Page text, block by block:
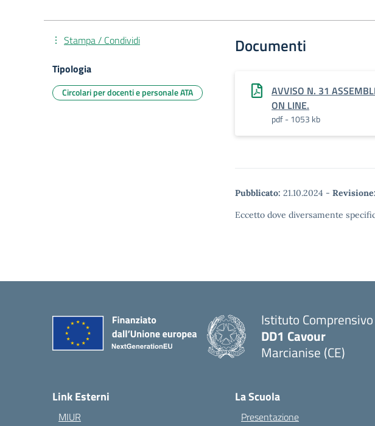
Documenti
AVVISO N. 31
ON LINE.
pdf - 1053 kb
Pubblicato: 21.10.2024 - Revisione:
Eccetto dove diversamente
Stampa / Condividi
Tipologia
Circolari per docenti e personale ATA
Istituto Comprensivo
DD1 Cavour
Marcianise (CE)
Link Esterni
MIUR
La Scuola
Presentazione